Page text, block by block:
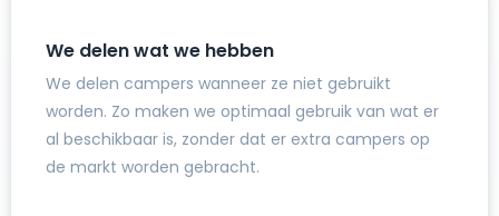
We delen wat we hebben
We delen campers wanneer ze niet gebruikt
worden. Zo maken we optimaal gebruik van wat er
al beschikbaar is, zonder dat er extra campers op
de markt worden gebracht.